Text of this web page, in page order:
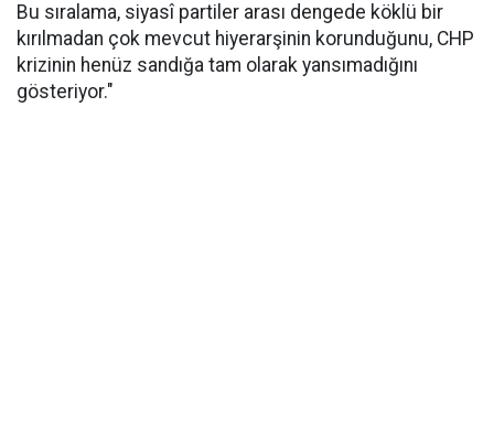
Bu sıralama, siyasî partiler arası dengede köklü bir
kırılmadan çok mevcut hiyerarşinin korunduğunu, CHP
krizinin henüz sandığa tam olarak yansımadığını
gösteriyor."